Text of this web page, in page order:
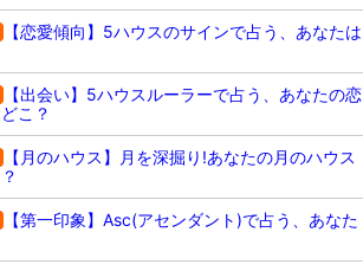
【恋愛傾向】5ハウスのサインで占う、あなたは
【出会い】5ハウスルーラーで占う、あなたの恋
こ？
【月のハウス】月を深掘り!あなたの月のハウス
【第一印象】Asc(アセンダント)で占う、あなた